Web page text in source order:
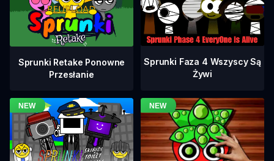
Sprunki Retake Ponowne
Przesłanie
Sprunki Faza 4 Wszyscy Są
Żywi